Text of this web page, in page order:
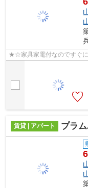
★☆家具家電付なのですぐ
賃貸 | アパート プラ